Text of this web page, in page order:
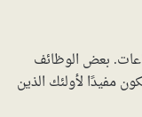
بعض الوظائف
مفيدًا لأولئك الذين